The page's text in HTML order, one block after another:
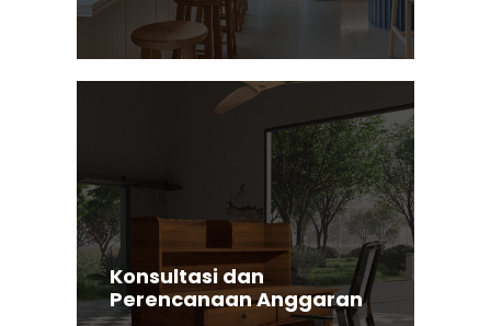
Konsultasi dan
Perencanaan Anggaran